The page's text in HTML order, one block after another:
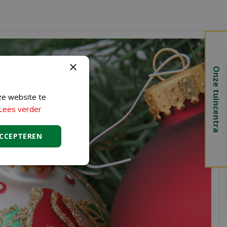
Onze tuincentra
×
website te
verder